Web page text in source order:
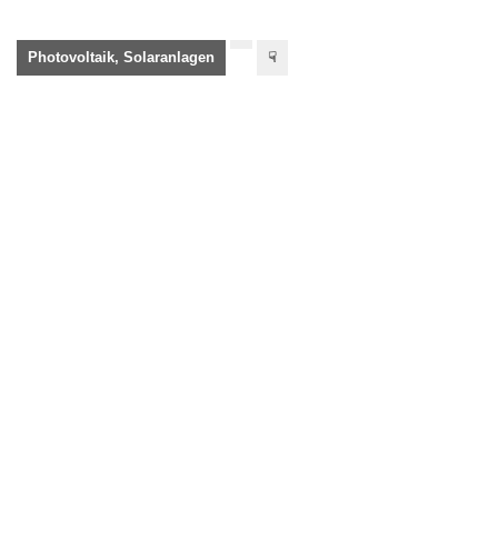
Photovoltaik, Solaranlagen ☟